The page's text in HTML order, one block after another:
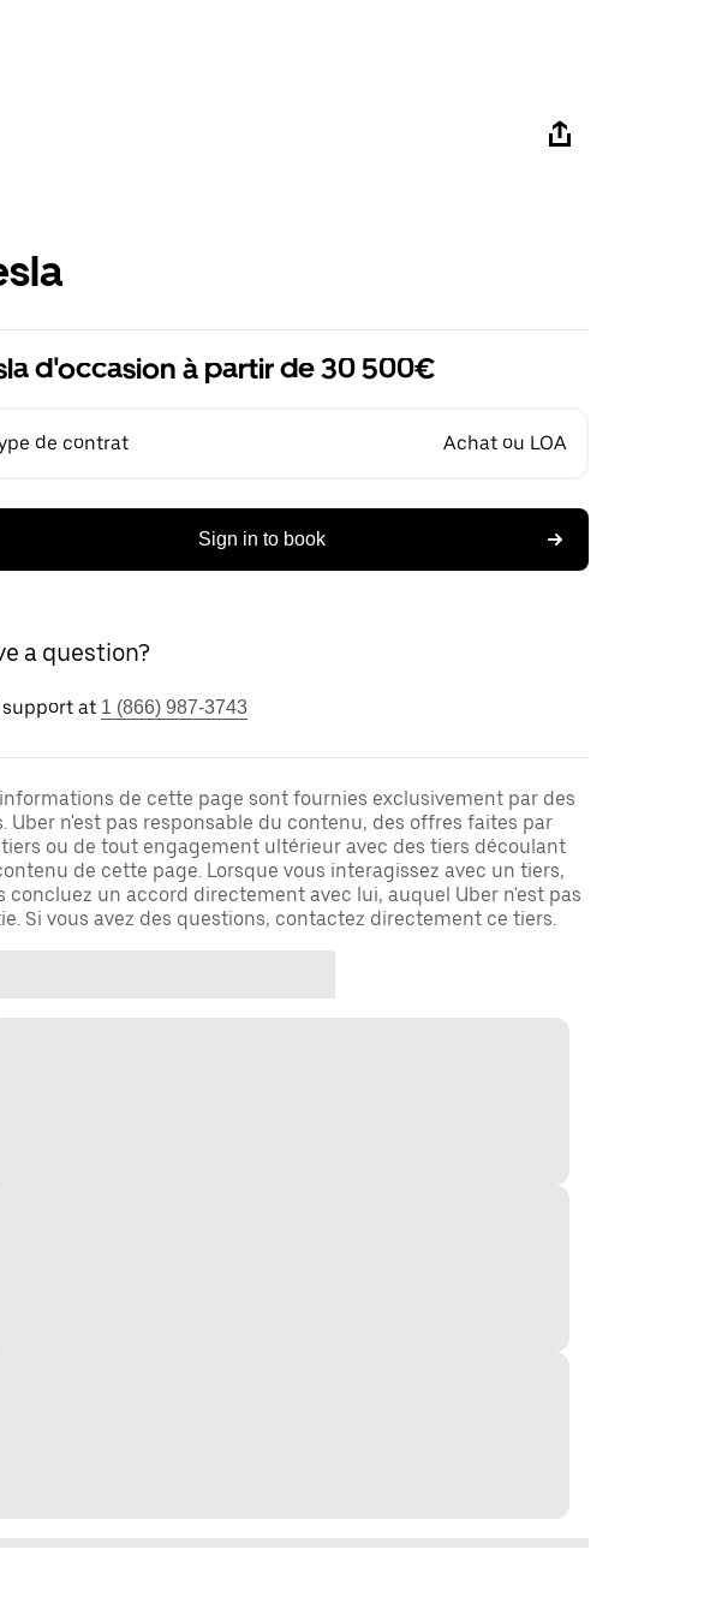
d'occasion à partir de 30 500€
de contrat Achat ou LOA
Sign in to book
a question?
support at 1 (866) 987-3743
de cette page sont fournies exclusivement par des
Uber n'est pas responsable du contenu, des offres faites par
ou de tout engagement ultérieur avec des tiers découlant
de cette page. Lorsque vous interagissez avec un tiers,
concluez un accord directement avec lui, auquel Uber n'est pas
Si vous avez des questions, contactez directement ce tiers.